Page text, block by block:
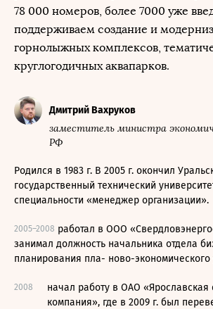
78 000 номеров, более 7000 уже
поддерживаем создание и
горнолыжных комплексов,
круглогодичных аквапарков.
Дмитрий Вахруков
заместитель министра
РФ
Родился в 1983 г. В 2005 г. окончил
государственный технический
специальности «менеджер организации».
2005–2008 работал в ООО
занимал должность начальника отдела
планирования пла- ново-экономического
2008
начал работу в ОАО «Ярославская
компания», где в 2009 г. был